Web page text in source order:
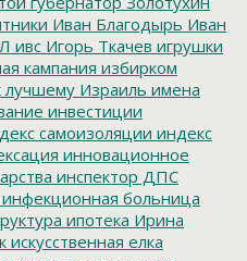
Иван Благодырь Иван
ивс Игорь Ткачев игрушки
кампания избирком
лучшему Израиль имена
инвестиции
самоизоляции индекс
инновационное
инспектор ДПС
инфекционная больница
ипотека Ирина
искусственная елка